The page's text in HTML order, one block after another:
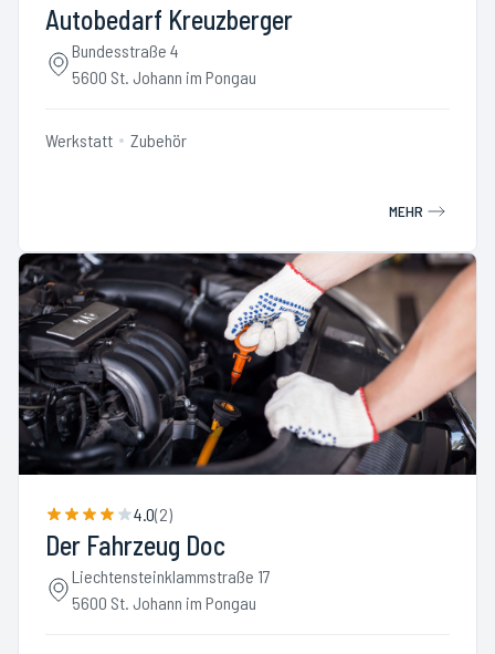
Autobedarf Kreuzberger
Bundesstraße 4
5600 St. Johann im Pongau
Werkstatt Zubehör
MEHR
4.0(2)
Der Fahrzeug Doc
Liechtensteinklammstraße 17
5600 St. Johann im Pongau